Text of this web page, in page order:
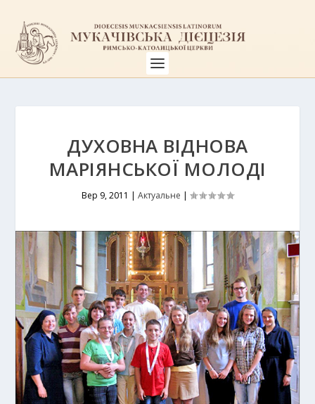
ДУХОВНА ВІДНОВА
МАРІЯНСЬКОЇ МОЛОДІ
Вер 9, 2011 | Актуальне |